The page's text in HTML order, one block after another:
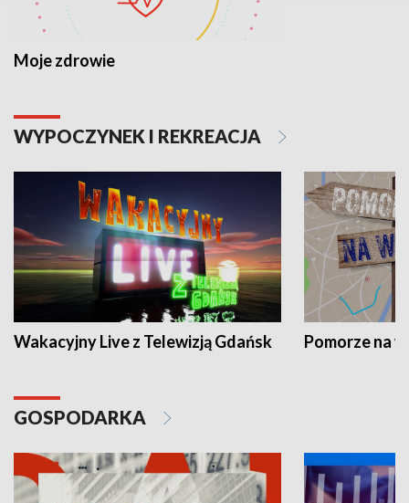
Moje zdrowie
WYPOCZYNEK I REKREACJA
Wakacyjny Live z Telewizją Gdańsk Pomorze na
GOSPODARKA